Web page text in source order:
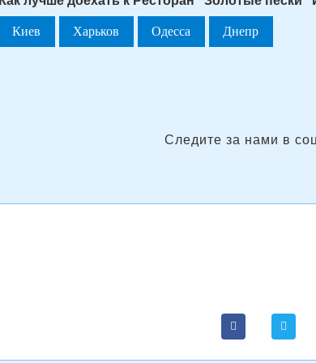
Киев Харьков Одесса Днепр
Следите за нами в